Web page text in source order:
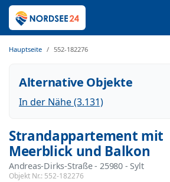
Hauptseite 552-182276
Alternative Objekte
In der Nähe (3.131)
Strandappartement mit
Meerblick und Balkon
Andreas-Dirks-Straße - 25980 - Sylt
Objekt Nr.: 552-182276